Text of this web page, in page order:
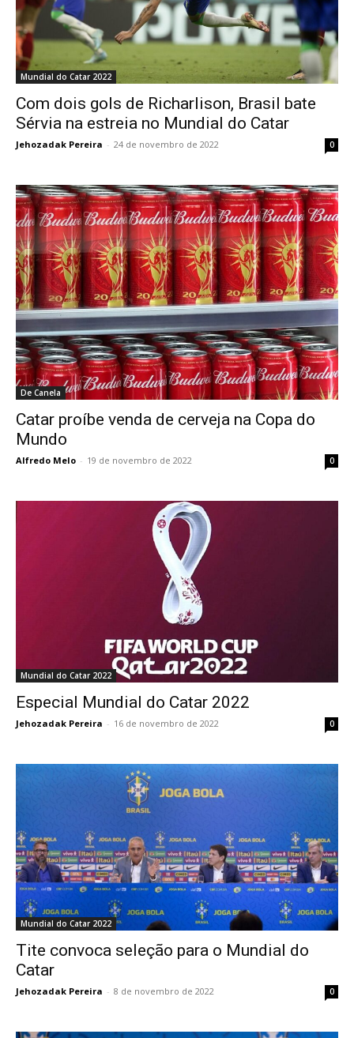
Mundial do Catar 2022
Com dois gols de Richarlison, Brasil bate
Sérvia na estreia no Mundial do Catar
Jehozadak Pereira - 24 de novembro de 2022 0
De Canela
Catar proíbe venda de cerveja na Copa do
Mundo
Alfredo Melo - 19 de novembro de 2022 0
Mundial do Catar 2022
Especial Mundial do Catar 2022
Jehozadak Pereira - 16 de novembro de 2022 0
Mundial do Catar 2022
Tite convoca seleção para o Mundial do
Catar
Jehozadak Pereira - 8 de novembro de 2022 0